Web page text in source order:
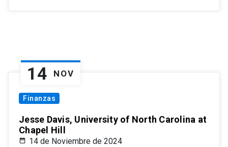
14 NOV
Finanzas
Jesse Davis, University of North Carolina at
Chapel Hill
14 de Noviembre de 2024